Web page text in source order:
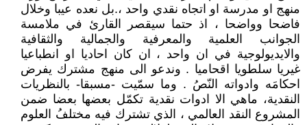
منهج او مدرسة او اتجاه نقدي واحد ،.بل نعده عيبا وخلال
فاضحا وواضحا ، اذ حتما سيقصر القارئ في ملامسة
الجوانب العلمية والمعرفية والجمالية والثقافية
والايديولوجية في ان واحد ، ان كان احاديا او انطباعيا
غيريا سلطويا اقحاميا . وندعو الى منهج مشترك يفرض
احكامَه وادواته النّصُ . وما سمّيت -مسبقا- بالنظريات
النقدية، ماهي الا ادوات نقدية تكمّل بعضها بعضا ضمن
المشروع النقد العالمي ، الذي تشترك فيه مختلفُ العلوم